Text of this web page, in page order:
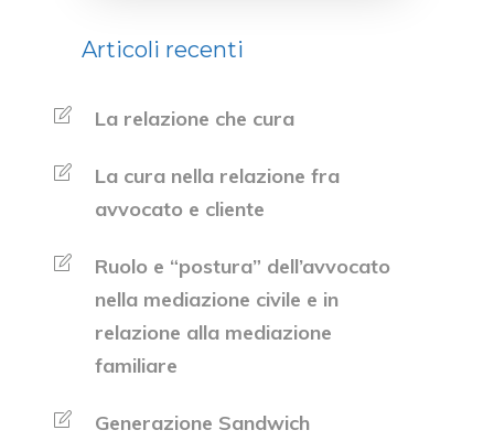
Articoli recenti
La relazione che cura
La cura nella relazione fra
avvocato e cliente
Ruolo e “postura” dell’avvocato
nella mediazione civile e in
relazione alla mediazione
familiare
Generazione Sandwich